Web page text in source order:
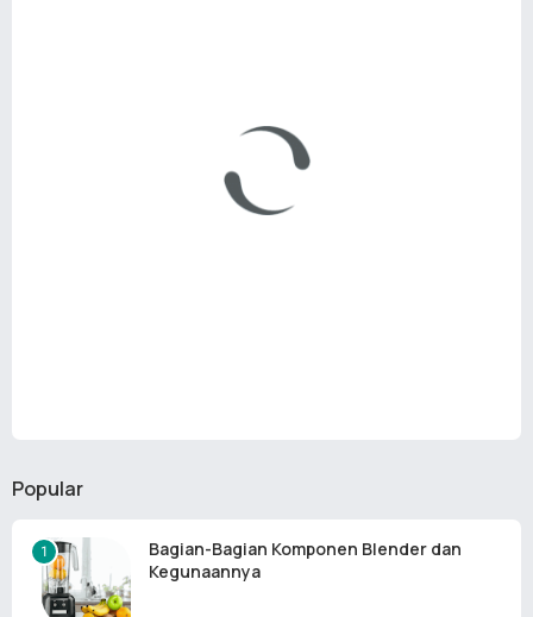
Popular
Bagian-Bagian Komponen Blender dan
Kegunaannya